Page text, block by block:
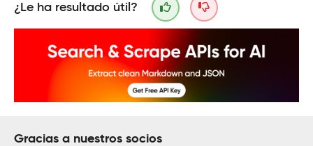
¿Le ha resultado útil?
Gracias a nuestros socios